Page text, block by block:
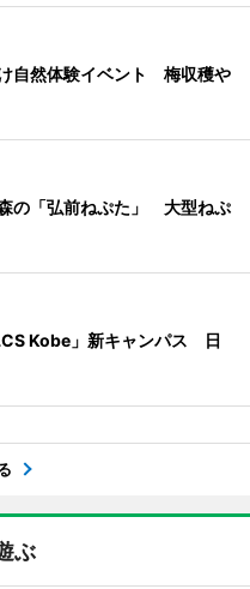
自然体験イベント 梅収穫や
の「弘前ねぷた」 大型ねぷ
Kobe」新キャンパス 日
ぶ